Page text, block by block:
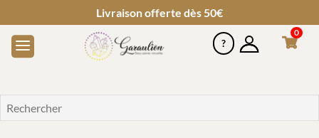
Livraison offerte dès 50€
0